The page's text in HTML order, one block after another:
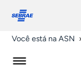
conosco
Você está na ASN